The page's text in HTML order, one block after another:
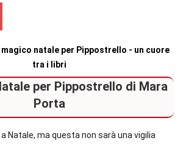
per Pippostrello di Mara
Porta
Natale, ma questa non sarà una vigilia